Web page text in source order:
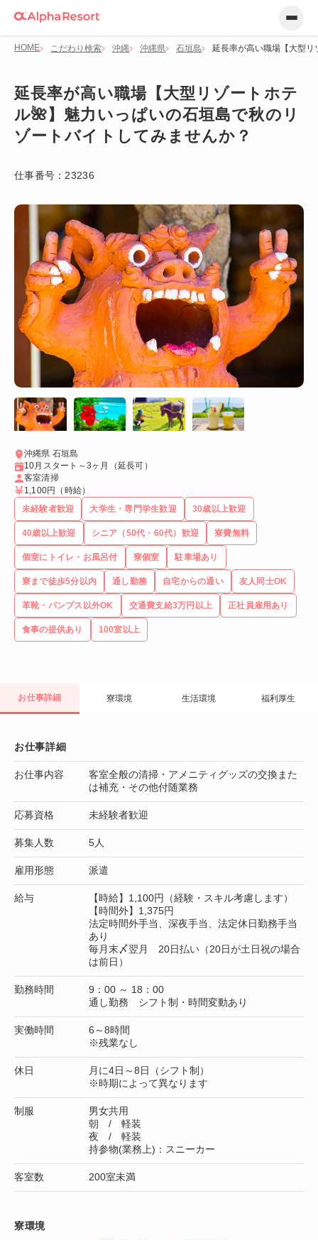
HOME こだわり検索 沖縄 沖縄県 石垣島 延長率が高い職場【大型
延長率が高い職場【大型リゾートホテ
ル🌺】魅力いっぱいの石垣島で秋のリ
ゾートバイトしてみませんか？
仕事番号： 23236
沖縄県 石垣島
10月スタート～3ヶ月（延長可）
客室清掃
1,100円 （時給）
未経験者歓迎
大学生・専門学生歓迎 30歳以上歓迎
40歳以上歓迎 シニア（50代・60代）歓迎 寮費無料
個室にトイレ・お風呂付 寮個室 駐車場あり
寮まで徒歩5分以内 通し勤務 自宅からの通い 友人同士OK
革靴・パンプス以外OK 交通費支給3万円以上 正社員雇用あり
食事の提供あり 100室以上
お仕事詳細 寮環境 生活環境 福利厚生
お仕事詳細
お仕事内容
客室全般の清掃・アメニティグッズの交換また
は補充・その他付随業務
応募資格 未経験者歓迎
募集人数 5人
雇用形態 派遣
給与
【時給】1,100円（経験・スキル考慮します）
【時間外】1,375円
法定時間外手当、深夜手当、法定休日勤務手当
あり
毎月末〆翌月 20日払い（20日が土日祝の場合
は前日）
勤務時間
9：00 ～ 18：00
通し勤務 シフト制・時間変動あり
実働時間
6～8時間
※残業なし
休日
月に4日～8日（シフト制）
※時期によって異なります
制服
男女共用
朝 / 軽装
夜 / 軽装
持参物(業務上)：スニーカー
客室数 200室未満
寮環境